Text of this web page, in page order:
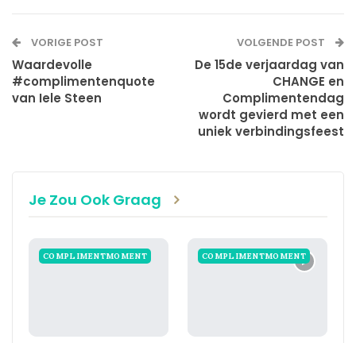
VORIGE POST
Waardevolle
#complimentenquote
van Iele Steen
VOLGENDE POST
De 15de verjaardag van
CHANGE en
Complimentendag
wordt gevierd met een
uniek verbindingsfeest
Je Zou Ook Graag
COMPLIMENTMOMENT COMPLIMENTMOMENT